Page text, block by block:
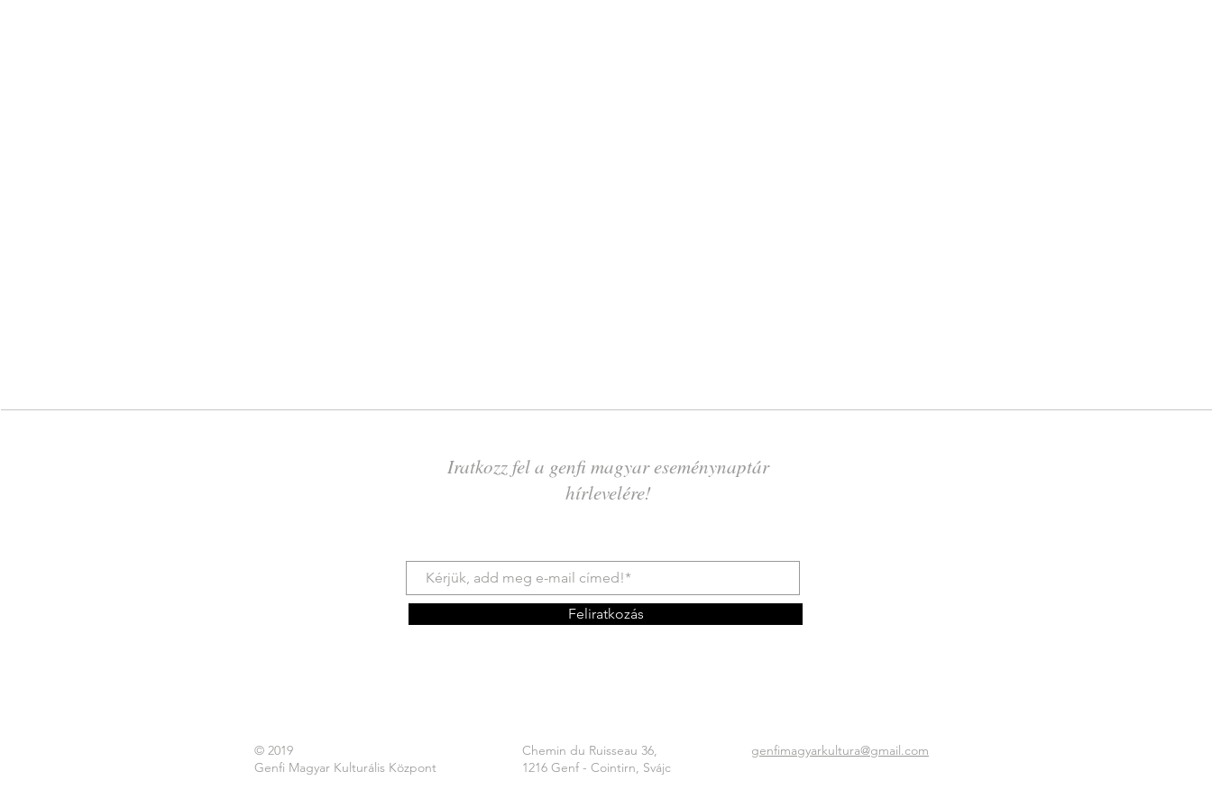
Iratkozz fel a genfi magyar eseménynaptár
hírlevelére!
Feliratkozás
© 2019
Genfi Magyar Kulturális Központ
Chemin du Ruisseau 36,
1216 Genf - Cointirn, Svájc
genfimagyarkultura@gmail.com